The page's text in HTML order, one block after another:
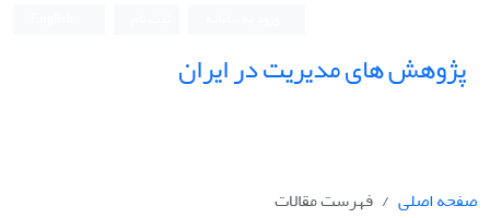
پژوهش های مدیریت در ایران
صفحه اصلی
فهرست مقالات